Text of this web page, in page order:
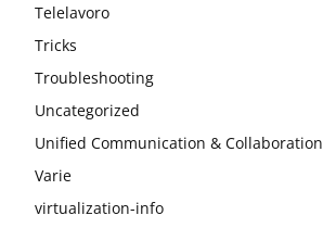
Telelavoro
Tricks
Troubleshooting
Uncategorized
Unified Communication & Collaboration
Varie
virtualization-info